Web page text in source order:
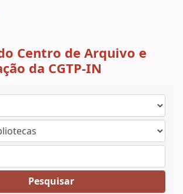
Centro de Arquivo e
da CGTP-IN
Pesquisar